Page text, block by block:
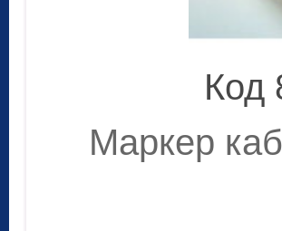
Код
Маркер